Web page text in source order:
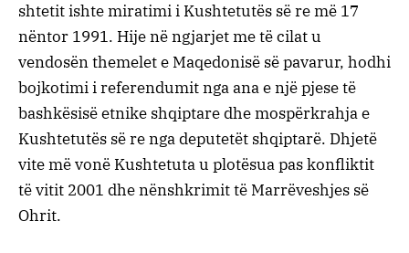
shtetit ishte miratimi i Kushtetutës së re më 17
nëntor 1991. Hije në ngjarjet me të cilat u
vendosën themelet e Maqedonisë së pavarur, hodhi
bojkotimi i referendumit nga ana e një pjese të
bashkësisë etnike shqiptare dhe mospërkrahja e
Kushtetutës së re nga deputetët shqiptarë. Dhjetë
vite më vonë Kushtetuta u plotësua pas konfliktit
të vitit 2001 dhe nënshkrimit të Marrëveshjes së
Ohrit.